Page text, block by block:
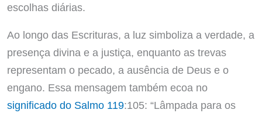
escolhas diárias.
Ao longo das Escrituras, a luz simboliza a verdade, a
presença divina e a justiça, enquanto as trevas
representam o pecado, a ausência de Deus e o
engano. Essa mensagem também ecoa no
significado do Salmo 119:105: “Lâmpada para os